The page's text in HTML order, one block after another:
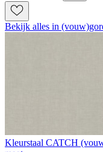
Bekijk alles in
Kleurstaal CATCH